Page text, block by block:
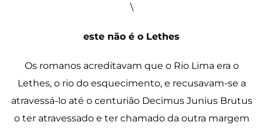
\
este não é o Lethes
Os romanos acreditavam que o Rio Lima era o
Lethes, o rio do esquecimento, e recusavam-se a
atravessá-lo até o centurião Decimus Junius Brutus
o ter atravessado e ter chamado da outra margem